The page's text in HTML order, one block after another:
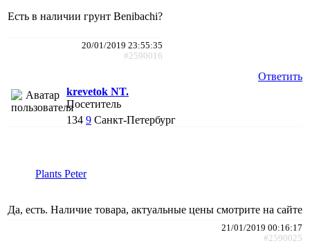
Есть в наличии грунт Benibachi?
20/01/2019 23:55:35
#2590016
Ответить
krevetok NT.
Посетитель
134 9 Санкт-Петербург
Plants Peter
Да, есть. Наличие товара, актуальные цены смотрите на сайте
21/01/2019 00:16:17
#2590025